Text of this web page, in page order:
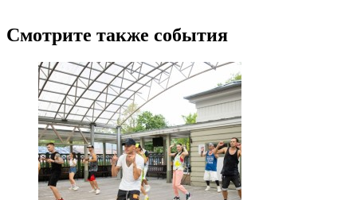
Смотрите также события